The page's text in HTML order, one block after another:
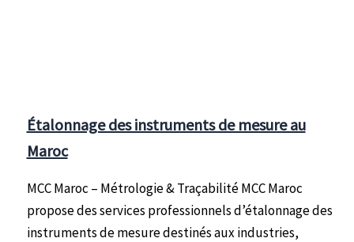
villes
du
Étalonnage des instruments de mesure au
Maroc
MCC Maroc – Métrologie & Traçabilité MCC Maroc
propose des services professionnels d’étalonnage des
instruments de mesure destinés aux industries,